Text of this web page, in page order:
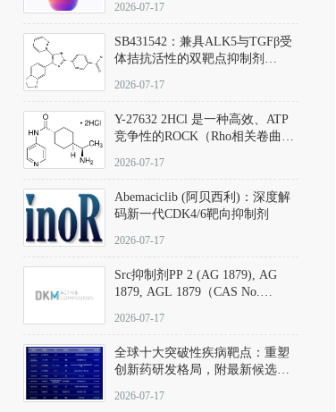
范
2026-07-17
SB431542：兼具ALK5与TGFβ受
体拮抗活性的双靶点抑制剂
D801067）
2026-07-17
Y-27632 2HCl 是一种高效、ATP
竞争性的ROCK（Rho相关卷曲螺
同等抑制ROCK1与ROCK2；其通
过精准嵌入激酶的ATP结合位点
发挥抑制作用，对ROCK1和
ROCK2的解离常数（Ki）分别为
140 nM和300 nM；在众多丝氨酸/
中，其靶向ROCK的选择性超过
200倍，凸显出优异的分子特异
2026-07-17
Abemaciclib (阿贝西利)：深度解
码新一代CDK4/6靶向抑制剂
2026-07-17
Src抑制剂PP 2 (AG 1879), AG
1879, AGL 1879（CAS No.
应用指南
2026-07-17
全球十大突破性疾病靶点：重塑
创新药研发格局，附最新候选分
2026-07-17